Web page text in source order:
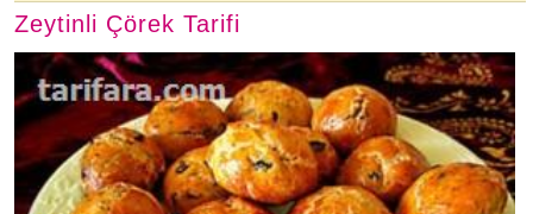
Zeytinli Çörek Tarifi